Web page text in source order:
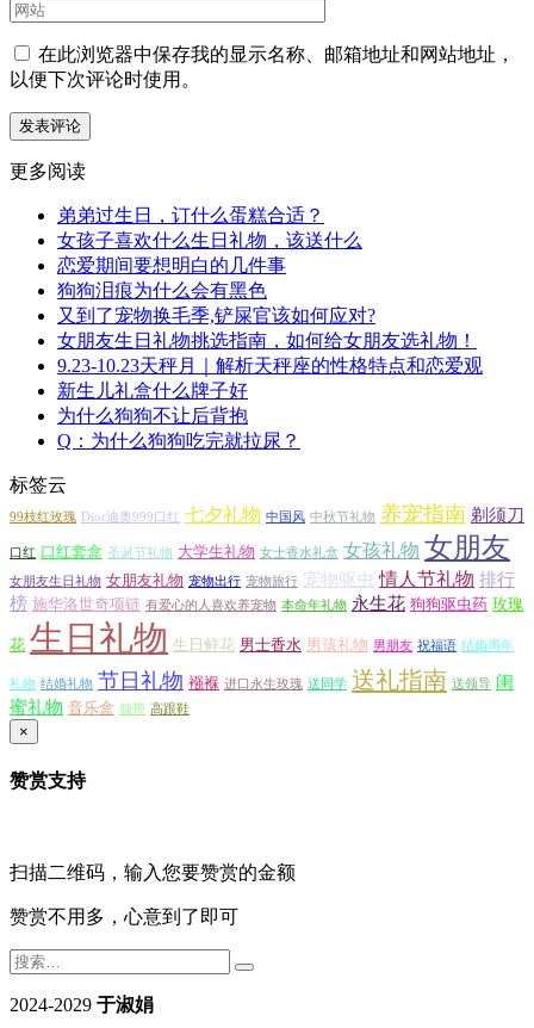
在此浏览器中保存我的显示名称、邮箱地址和网站地址，
以便下次评论时使用。
更多阅读
弟弟过生日，订什么蛋糕合适？
女孩子喜欢什么生日礼物，该送什么
恋爱期间要想明白的几件事
狗狗泪痕为什么会有黑色
又到了宠物换毛季,铲屎官该如何应对?
女朋友生日礼物挑选指南，如何给女朋友选礼物！
9.23-10.23天秤月｜解析天秤座的性格特点和恋爱观
新生儿礼盒什么牌子好
为什么狗狗不让后背抱
Q：为什么狗狗吃完就拉尿？
标签云
99枝红玫瑰 Dior迪奥999口红 七夕礼物 中国风 中秋节礼物 养宠指南 剃须刀
口红 口红套盒 圣诞节礼物 大学生礼物 女士香水礼盒 女孩礼物 女朋友
女朋友生日礼物 女朋友礼物 宠物出行 宠物旅行 宠物驱虫 情人节礼物 排行
榜 施华洛世奇项链 有爱心的人喜欢养宠物 本命年礼物 永生花 狗狗驱虫药 玫瑰
花 生日礼物 生日鲜花 男士香水 男孩礼物 男朋友 祝福语 结婚周年
礼物 结婚礼物 节日礼物 襁褓 进口永生玫瑰 送同学 送礼指南 送领导 闺
蜜礼物 音乐盒 领带 高跟鞋
×
赞赏支持
扫描二维码，输入您要赞赏的金额
赞赏不用多，心意到了即可
2024-2029 于淑娟